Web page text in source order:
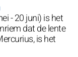
- 20 juni) is het
dat de lente
is het